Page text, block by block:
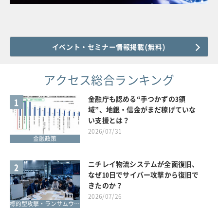
イベント・セミナー情報掲載(無料)
アクセス総合ランキング
1
金融政策
金融庁も認める“手つかずの3領
域”、地銀・信金がまだ稼げていな
い支援とは？
2026/07/31
2
標的型攻撃・ランサムウェア対策
ニチレイ物流システムが全面復旧、
なぜ10日でサイバー攻撃から復旧で
きたのか？
2026/07/26